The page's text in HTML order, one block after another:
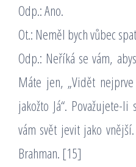
Odp.: Ano.
Ot.: Neměl bych vůbec
Odp.: Neříká se vám,
Máte jen, „Vidět
jakožto Já“. Považujete-
vám svět jevit jako
Brahman. [15]